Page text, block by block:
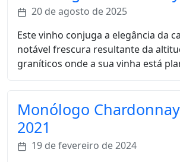
20 de agosto de 2025
Este vinho conjuga a elegância da
notável frescura resultante da
graníticos onde a sua vinha está
Monólogo
2021
19 de fevereiro de 2024